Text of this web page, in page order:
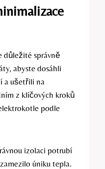
důležité správně
abyste dosáhli
a ušetřili na
z klíčových kroků
podle⁢
izolaci potrubí
úniku tepla.